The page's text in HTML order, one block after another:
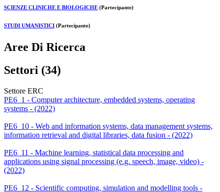
SCIENZE CLINICHE E BIOLOGICHE (Partecipante)
STUDI UMANISTICI (Partecipante)
Aree Di Ricerca
Settori (34)
Settore ERC
PE6_1 - Computer architecture, embedded systems, operating
systems - (2022)
PE6_10 - Web and information systems, data management systems,
information retrieval and digital libraries, data fusion - (2022)
PE6_11 - Machine learning, statistical data processing and
applications using signal processing (e.g. speech, image, video) -
(2022)
PE6_12 - Scientific computing, simulation and modelling tools -